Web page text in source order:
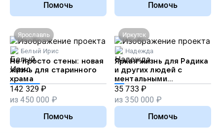
Помочь
Помочь
Ярославль
Белый Ирис
Не просто стены: новая
жизнь для старинного
храма
142 329 ₽
из450 000 ₽
Помочь
Иркутск
Надежда
Яркая жизнь для Радика
и других людей с
ментальными
особенностями
35 733 ₽
из 350 000 ₽
Помочь